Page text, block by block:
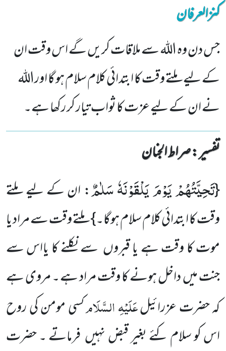
کنزالعرفان
جس دن وہ اللہ سے ملاقات کریں گے اس وقت ان
کے لیے ملتے وقت کا ابتدائی کلام سلام ہو گا اوراللہ
نے ان کے لیے عزت کا ثواب تیار کر رکھا ہے۔
تفسیر : ‎صراط الجنان
{تَحِیَّتُهُمْ یَوْمَ یَلْقَوْنَهٗ سَلٰمٌ: ان کے لیے ملتے
وقت کا ابتدائی کلام سلام ہوگا۔} ملتے وقت سے مراد یا
موت کا وقت ہے یا قبروں سے نکلنے کا یااس سے
جنت میں داخل ہونے کا وقت مراد ہے ۔ مروی ہے
کہ حضرت عزرائیلعَلَیْہِ السَّلَامکسی مومن کی روح
اس کو سلام کئے بغیر قبض نہیں فرماتے ۔ حضرت